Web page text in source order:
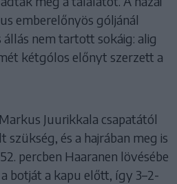
emberelőnyös góljánál
nem tartott sokáig: alig
kétgólos előnyt szerzett a
Juurikkala csapatától
és a hajrában meg is
percben Haaranen lövésébe
botját a kapu előtt, így 3–2-